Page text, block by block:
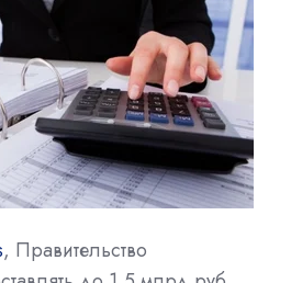
, Правительство